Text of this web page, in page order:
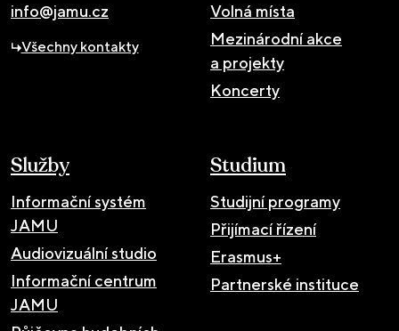
info@jamu.cz
Všechny kontakty
Volná místa
Mezinárodní akce
a projekty
Koncerty
Služby
Informační systém
JAMU
Audiovizuální studio
Informační centrum
JAMU
Studium
Studijní programy
Přijímací řízení
Erasmus+
Partnerské instituce